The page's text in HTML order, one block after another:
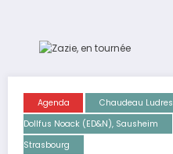
Agenda Chaudeau Ludres
Dollfus Noack (ED&N), Sausheim
Strasbourg